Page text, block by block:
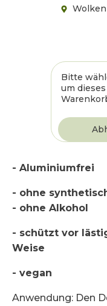
Bitte
um
- Aluminiumfrei
- ohne
- ohne Alkohol
- schützt vor
Weise
- vegan
Anwendung: Den